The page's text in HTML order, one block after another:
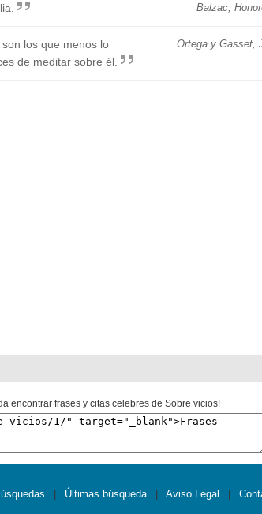
Balzac,
Ortega y Gasset,
los que menos lo
de meditar sobre él.
encontrar frases y citas celebres de Sobre vicios!
Últimas búsqueda Aviso Legal